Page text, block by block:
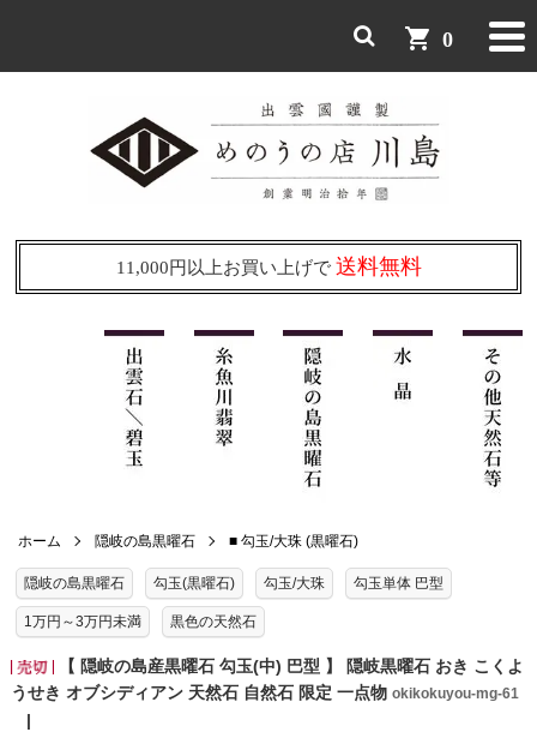
shopping_cart 0
11,000円以上お買い上げで 送料無料
ホーム 隠岐の島黒曜石 ■ 勾玉/大珠 (黒曜石)
隠岐の島黒曜石 勾玉(黒曜石) 勾玉/大珠 勾玉単体 巴型
1万円～3万円未満 黒色の天然石
【 隠岐の島産黒曜石 勾玉(中) 巴型 】 隠岐黒曜石 おき こくよ
うせき オブシディアン 天然石 自然石 限定 一点物 okikokuyou-mg-61